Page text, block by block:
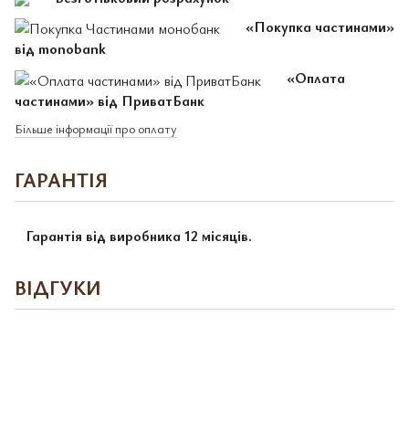
«Покупка частинами»
від monobank
«Оплата
частинами» від ПриватБанк
Більше інформації про оплату
ГАРАНТІЯ
Гарантія від виробника 12 місяців.
ВІДГУКИ